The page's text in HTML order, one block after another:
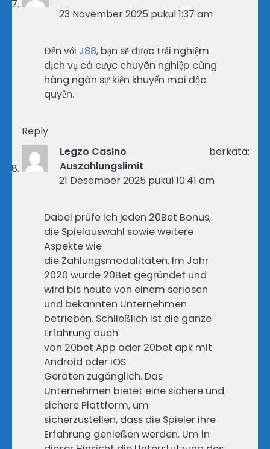
23 November 2025 pukul 1:37 am
Đến với J88, bạn sẽ được trải nghiệm
dịch vụ cá cược chuyên nghiệp cùng
hàng ngàn sự kiện khuyến mãi độc
quyền.
Reply
Legzo Casino
Auszahlungslimit
berkata:
21 Desember 2025 pukul 10:41 am
Dabei prüfe ich jeden 20Bet Bonus,
die Spielauswahl sowie weitere
Aspekte wie
die Zahlungsmodalitäten. Im Jahr
2020 wurde 20Bet gegründet und
wird bis heute von einem seriösen
und bekannten Unternehmen
betrieben. Schließlich ist die ganze
Erfahrung auch
von 20bet App oder 20bet apk mit
Android oder iOS
Geräten zugänglich. Das
Unternehmen bietet eine sichere und
sichere Plattform, um
sicherzustellen, dass die Spieler ihre
Erfahrung genießen werden. Um in